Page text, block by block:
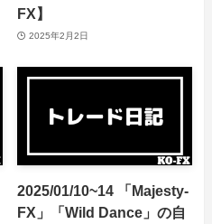
FX】
2025年2月2日
2025/01/10~14 「Majesty-
FX」「Wild Dance」の自